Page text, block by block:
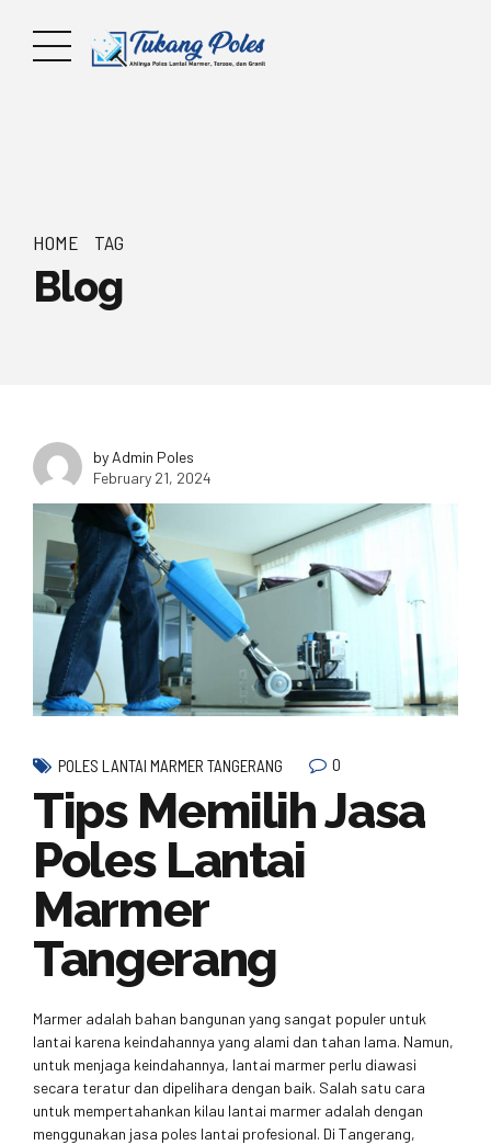
HOME TAG
Blog
by Admin Poles
February 21, 2024
POLES LANTAI MARMER TANGERANG 0
Tips Memilih Jasa
Poles Lantai
Marmer
Tangerang
Marmer adalah bahan bangunan yang sangat populer untuk
lantai karena keindahannya yang alami dan tahan lama. Namun,
untuk menjaga keindahannya, lantai marmer perlu diawasi
secara teratur dan dipelihara dengan baik. Salah satu cara
untuk mempertahankan kilau lantai marmer adalah dengan
menggunakan jasa poles lantai profesional. Di Tangerang,